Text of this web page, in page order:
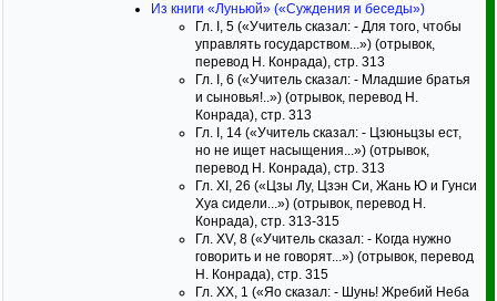
Из книги «Луньюй» («Суждения и беседы»)
Гл. I, 5 («Учитель сказал: - Для того, чтобы
управлять государством...») (отрывок,
перевод Н. Конрада), стр. 313
Гл. I, 6 («Учитель сказал: - Младшие братья
и сыновья!..») (отрывок, перевод Н.
Конрада), стр. 313
Гл. I, 14 («Учитель сказал: - Цзюньцзы ест,
но не ищет насыщения...») (отрывок,
перевод Н. Конрада), стр. 313
Гл. XI, 26 («Цзы Лу, Цзэн Си, Жань Ю и Гунси
Хуа сидели...») (отрывок, перевод Н.
Конрада), стр. 313-315
Гл. XV, 8 («Учитель сказал: - Когда нужно
говорить и не говорят...») (отрывок, перевод
Н. Конрада), стр. 315
Гл. XX, 1 («Яо сказал: - Шунь! Жребий Неба